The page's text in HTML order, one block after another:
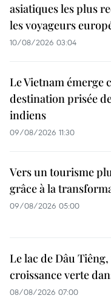
asiatiques les plus
les voyageurs
10/08/2026 03:04
Le Vietnam émerge
destination prisée
indiens
09/08/2026 11:30
Vers un tourisme
grâce à la
09/08/2026 05:00
Le lac de Dâu
croissance verte
08/08/2026 07:00